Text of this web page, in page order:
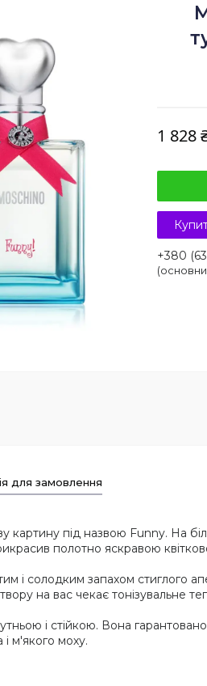
1 828
+380
для замовлення
під назвою Funny. На
полотно яскравою
і солодким запахом стиглого
на вас чекає тонізувальне
і стійкою. Вона
м'якого моху.